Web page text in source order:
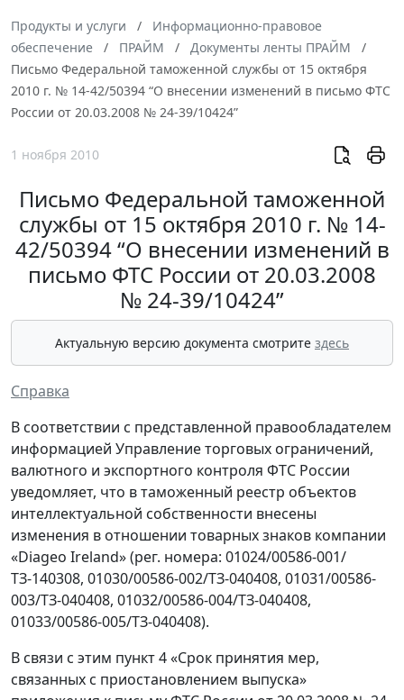
Продукты и услуги
Информационно-правовое
обеспечение
ПРАЙМ
Документы ленты ПРАЙМ
Письмо Федеральной таможенной службы от 15 октября
2010 г. № 14-42/50394 “О внесении изменений в письмо ФТС
России от 20.03.2008 № 24-39/10424”
1 ноября 2010
Письмо Федеральной таможенной
службы от 15 октября 2010 г. № 14-
42/50394 “О внесении изменений в
письмо ФТС России от 20.03.2008
№ 24-39/10424”
Актуальную версию документа смотрите здесь
Справка
В соответствии с представленной правообладателем
информацией Управление торговых ограничений,
валютного и экспортного контроля ФТС России
уведомляет, что в таможенный реестр объектов
интеллектуальной собственности внесены
изменения в отношении товарных знаков компании
«Diageo Ireland» (рег. номера: 01024/00586-001/
ТЗ-140308, 01030/00586-002/ТЗ-040408, 01031/00586-
003/ТЗ-040408, 01032/00586-004/ТЗ-040408,
01033/00586-005/ТЗ-040408).
В связи с этим пункт 4 «Срок принятия мер,
связанных с приостановлением выпуска»